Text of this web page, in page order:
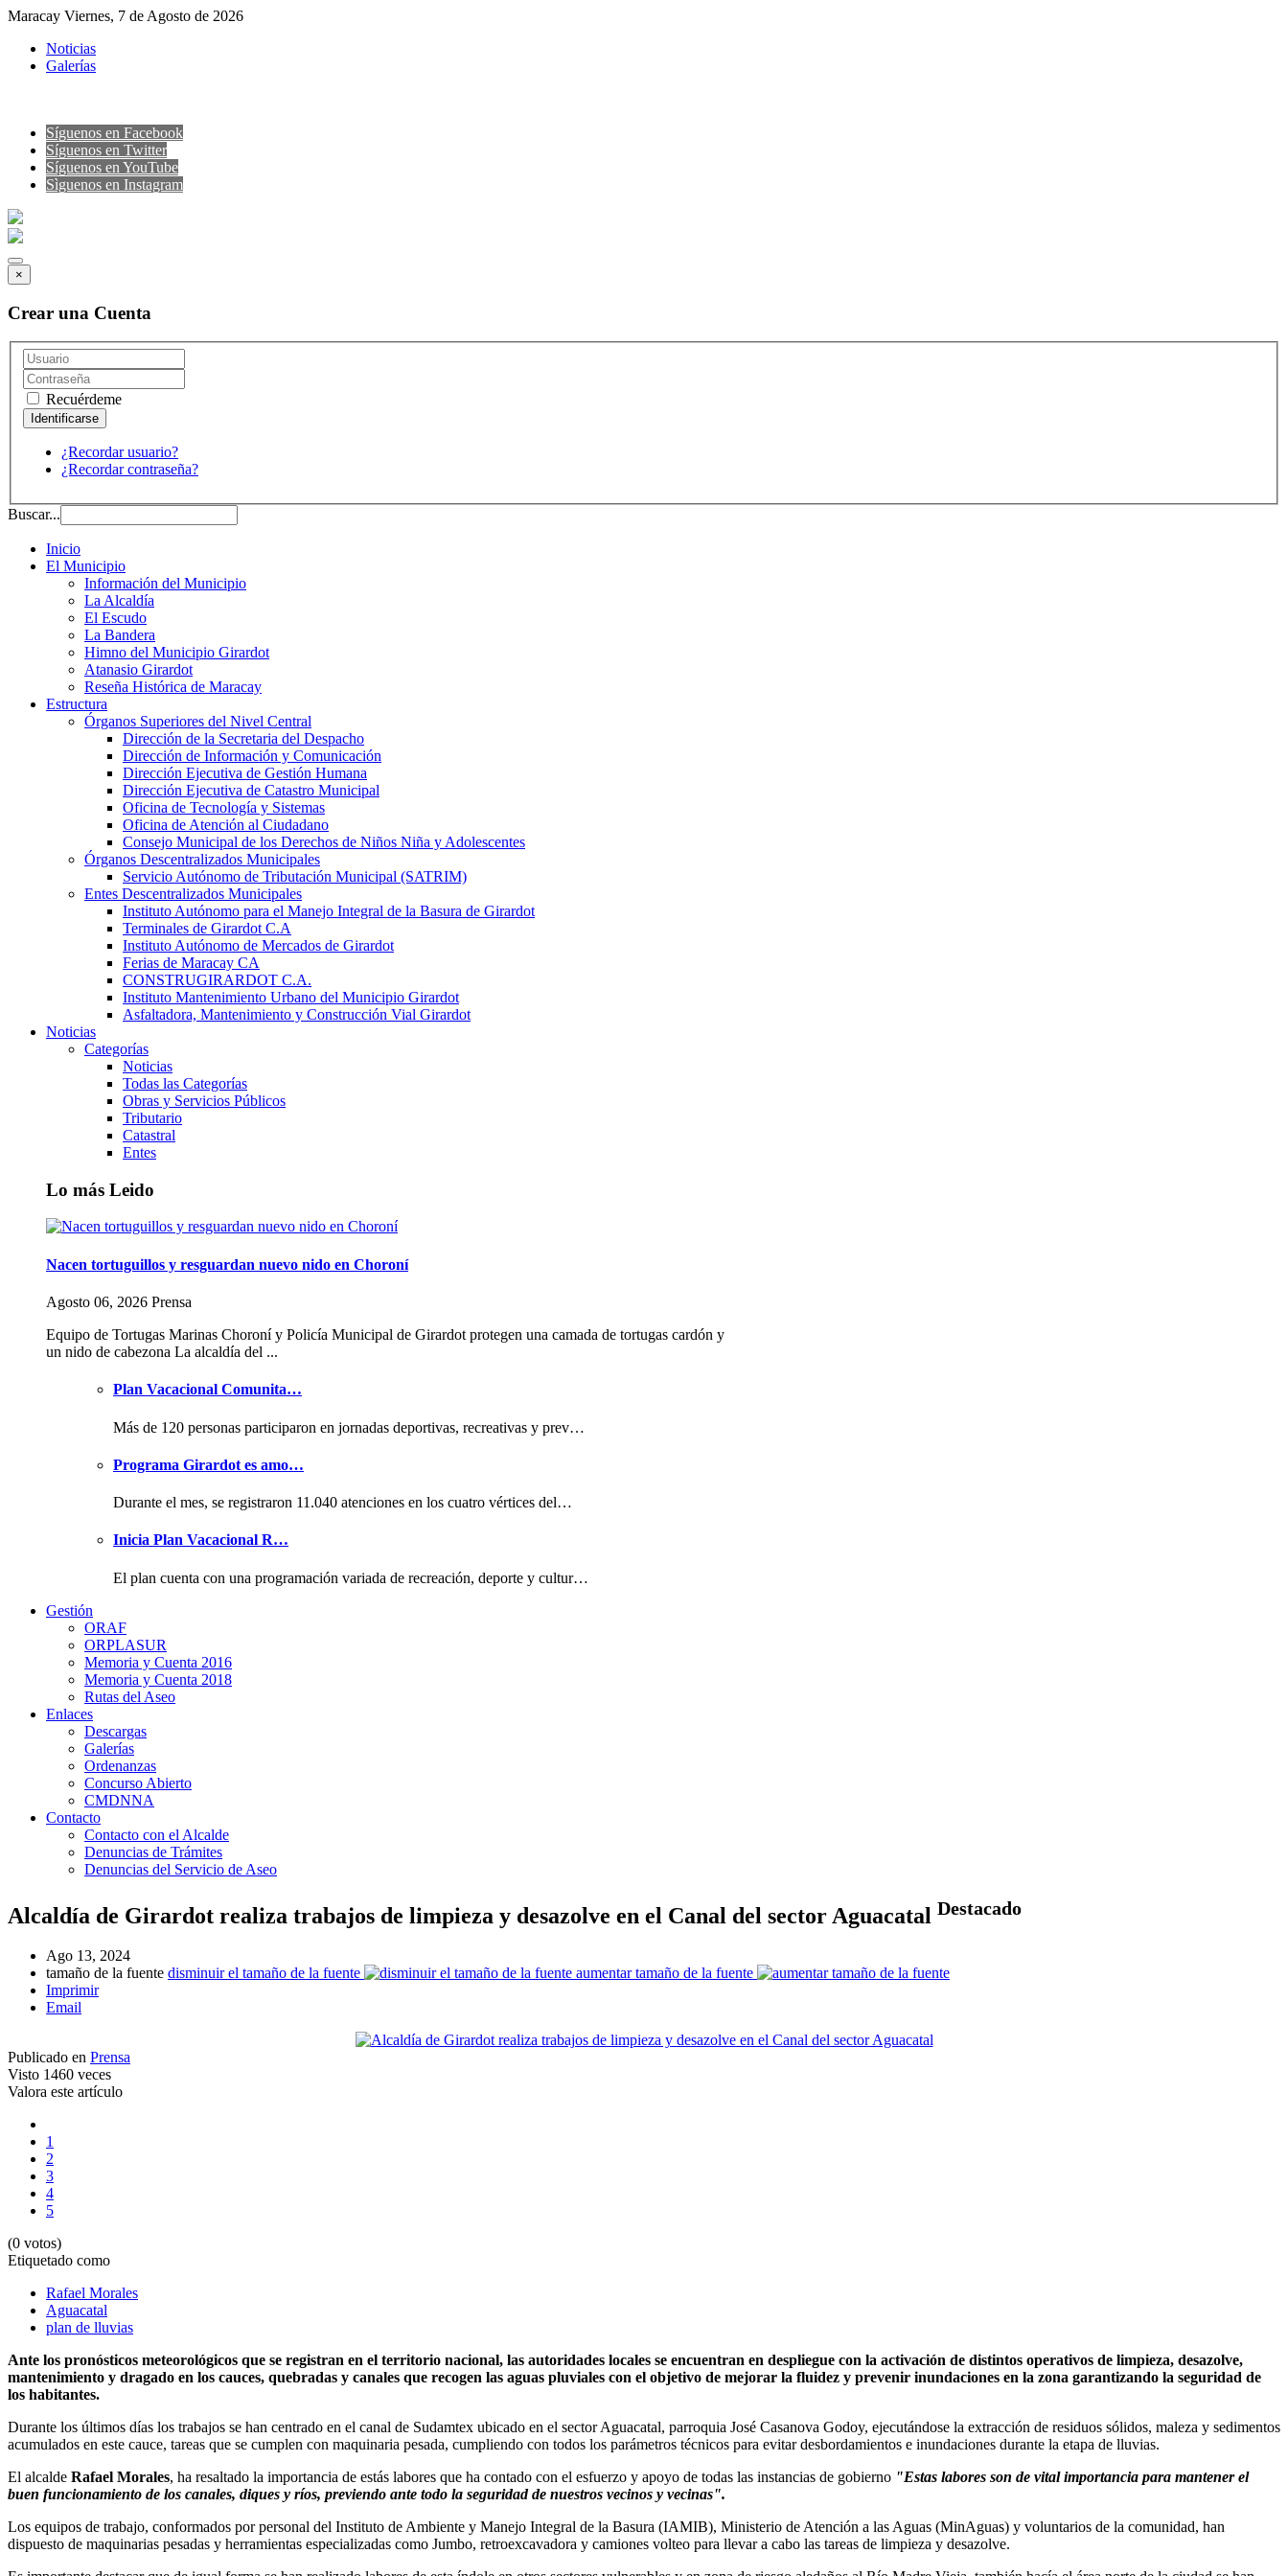
Maracay Viernes, 7 de Agosto de 2026
Noticias
Galerías
Síguenos en Facebook
Síguenos en Twitter
Síguenos en YouTube
Sìguenos en Instagram
×
Crear una Cuenta
Recuérdeme
¿Recordar usuario?
¿Recordar contraseña?
Buscar...
Inicio
El Municipio
Información del Municipio
La Alcaldía
El Escudo
La Bandera
Himno del Municipio Girardot
Atanasio Girardot
Reseña Histórica de Maracay
Estructura
Órganos Superiores del Nivel Central
Dirección de la Secretaria del Despacho
Dirección de Información y Comunicación
Dirección Ejecutiva de Gestión Humana
Dirección Ejecutiva de Catastro Municipal
Oficina de Tecnología y Sistemas
Oficina de Atención al Ciudadano
Consejo Municipal de los Derechos de Niños Niña y Adolescentes
Órganos Descentralizados Municipales
Servicio Autónomo de Tributación Municipal (SATRIM)
Entes Descentralizados Municipales
Instituto Autónomo para el Manejo Integral de la Basura de Girardot
Terminales de Girardot C.A
Instituto Autónomo de Mercados de Girardot
Ferias de Maracay CA
CONSTRUGIRARDOT C.A.
Instituto Mantenimiento Urbano del Municipio Girardot
Asfaltadora, Mantenimiento y Construcción Vial Girardot
Noticias
Categorías
Noticias
Todas las Categorías
Obras y Servicios Públicos
Tributario
Catastral
Entes
Lo más Leido
Nacen tortuguillos y resguardan nuevo nido en Choroní
Agosto 06, 2026 Prensa
Equipo de Tortugas Marinas Choroní y Policía Municipal de Girardot protegen una camada de tortugas cardón y
un nido de cabezona La alcaldía del ...
Plan Vacacional Comunita…
Más de 120 personas participaron en jornadas deportivas, recreativas y prev…
Programa Girardot es amo…
Durante el mes, se registraron 11.040 atenciones en los cuatro vértices del…
Inicia Plan Vacacional R…
El plan cuenta con una programación variada de recreación, deporte y cultur…
Gestión
ORAF
ORPLASUR
Memoria y Cuenta 2016
Memoria y Cuenta 2018
Rutas del Aseo
Enlaces
Descargas
Galerías
Ordenanzas
Concurso Abierto
CMDNNA
Contacto
Contacto con el Alcalde
Denuncias de Trámites
Denuncias del Servicio de Aseo
Alcaldía de Girardot realiza trabajos de limpieza y desazolve en el Canal del sector Aguacatal Destacado
Ago 13, 2024
tamaño de la fuente disminuir el tamaño de la fuente
aumentar tamaño de la fuente
Imprimir
Email
Publicado en Prensa
Visto 1460 veces
Valora este artículo
1
2
3
4
5
(0 votos)
Etiquetado como
Rafael Morales
Aguacatal
plan de lluvias
Ante los pronósticos meteorológicos que se registran en el territorio nacional, las autoridades locales se encuentran en despliegue con la activación de distintos operativos de limpieza, desazolve,
mantenimiento y dragado en los cauces, quebradas y canales que recogen las aguas pluviales con el objetivo de mejorar la fluidez y prevenir inundaciones en la zona garantizando la seguridad de
los habitantes.
Durante los últimos días los trabajos se han centrado en el canal de Sudamtex ubicado en el sector Aguacatal, parroquia José Casanova Godoy, ejecutándose la extracción de residuos sólidos, maleza y sedimentos
acumulados en este cauce, tareas que se cumplen con maquinaria pesada, cumpliendo con todos los parámetros técnicos para evitar desbordamientos e inundaciones durante la etapa de lluvias.
El alcalde Rafael Morales, ha resaltado la importancia de estás labores que ha contado con el esfuerzo y apoyo de todas las instancias de gobierno "Estas labores son de vital importancia para mantener el
buen funcionamiento de los canales, diques y ríos, previendo ante todo la seguridad de nuestros vecinos y vecinas".
Los equipos de trabajo, conformados por personal del Instituto de Ambiente y Manejo Integral de la Basura (IAMIB), Ministerio de Atención a las Aguas (MinAguas) y voluntarios de la comunidad, han
dispuesto de maquinarias pesadas y herramientas especializadas como Jumbo, retroexcavadora y camiones volteo para llevar a cabo las tareas de limpieza y desazolve.